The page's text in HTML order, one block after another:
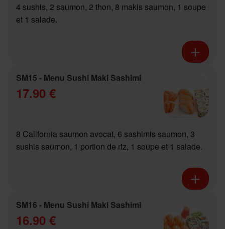
4 sushis, 2 saumon, 2 thon, 8 makis saumon, 1 soupe
et 1 salade.
SM15 - Menu Sushi Maki Sashimi
17.90 €
8 California saumon avocat, 6 sashimis saumon, 3
sushis saumon, 1 portion de riz, 1 soupe et 1 salade.
SM16 - Menu Sushi Maki Sashimi
16.90 €